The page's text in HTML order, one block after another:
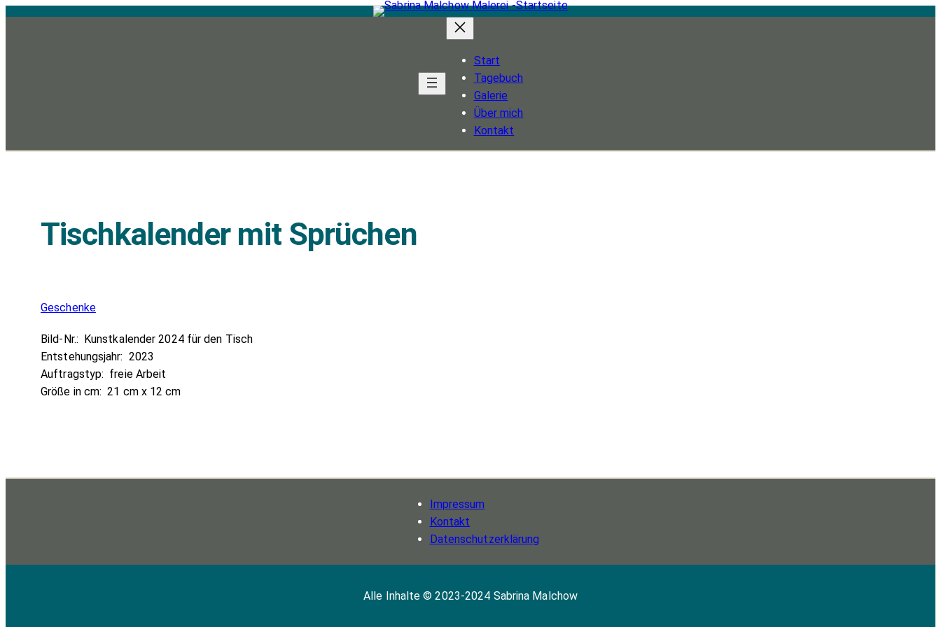
Zum
Start
Tagebuch
Galerie
Über mich
Kontakt
Tischkalender mit Sprüchen
Geschenke
Bild-Nr.: Kunstkalender 2024 für den Tisch
Entstehungsjahr: 2023
Auftragstyp: freie Arbeit
Größe in cm: 21 cm x 12 cm
Impressum
Kontakt
Datenschutz­erklärung
Alle Inhalte © 2023-2024 Sabrina Malchow